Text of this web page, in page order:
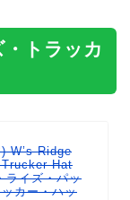
トラッカ
W’s Ridge
Hat
ライズ・パッ
カー・ハッ